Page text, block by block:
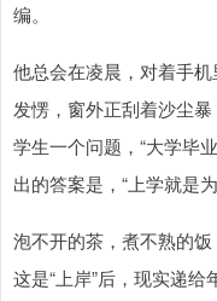
编。
他总会在凌晨，对着手
发愣，窗外正刮着沙尘
学生一个问题，“大学毕
出的答案是，“上学就是
泡不开的茶，煮不熟的
这是“上岸”后，现实递